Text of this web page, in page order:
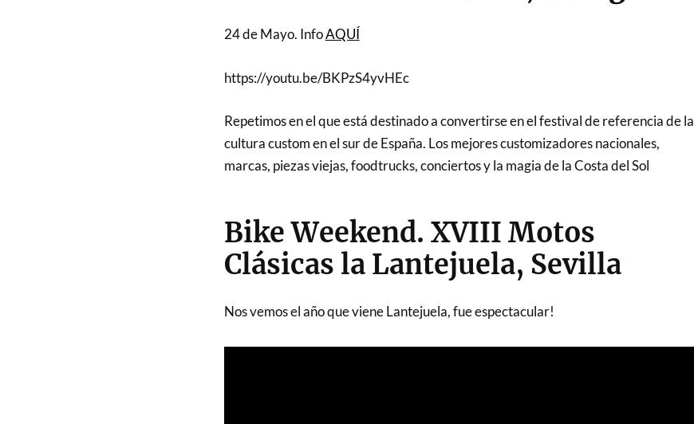
24 de Mayo. InfoAQUÍ
https://youtu.be/BKPzS4yvHEc
Repetimos en el que está destinado a convertirse en el festival de referencia de la
cultura custom en el sur de España. Los mejores customizadores nacionales,
marcas, piezas viejas, foodtrucks, conciertos y la magia de la Costa del Sol
Bike Weekend. XVIII Motos
Clásicas la Lantejuela, Sevilla
Nos vemos el año que viene Lantejuela, fue espectacular!